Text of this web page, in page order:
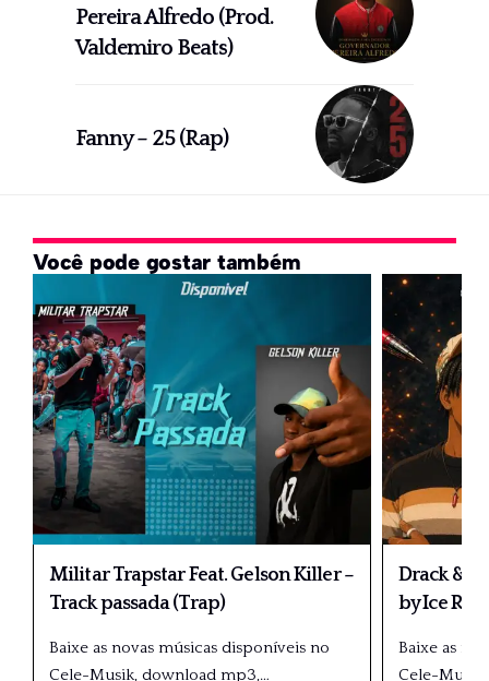
Pereira Alfredo (Prod.
Valdemiro Beats)
Fanny – 25 (Rap)
Você pode gostar também
Militar Trapstar Feat. Gelson Killer –
Track passada (Trap)
Baixe as novas músicas disponíveis no
Cele-Musik, download mp3,…
Drack &
by Ice
Baixe as
Cele-